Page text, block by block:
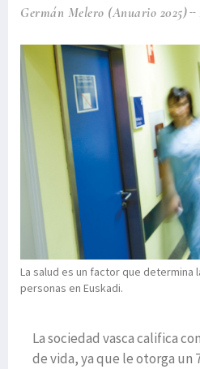
Germán Melero (Anuario 2025)
La salud es un factor que determina
personas en Euskadi.
La sociedad vasca califica
de vida, ya que le otorga un